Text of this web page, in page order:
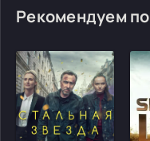
Рекомендуем